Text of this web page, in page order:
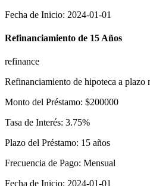
Fecha de Inicio: 2024-01-01
Refinanciamiento de 15 Años
refinance
Refinanciamiento de hipoteca a plazo
Monto del Préstamo: $200000
Tasa de Interés: 3.75%
Plazo del Préstamo: 15 años
Frecuencia de Pago: Mensual
Fecha de Inicio: 2024-01-01